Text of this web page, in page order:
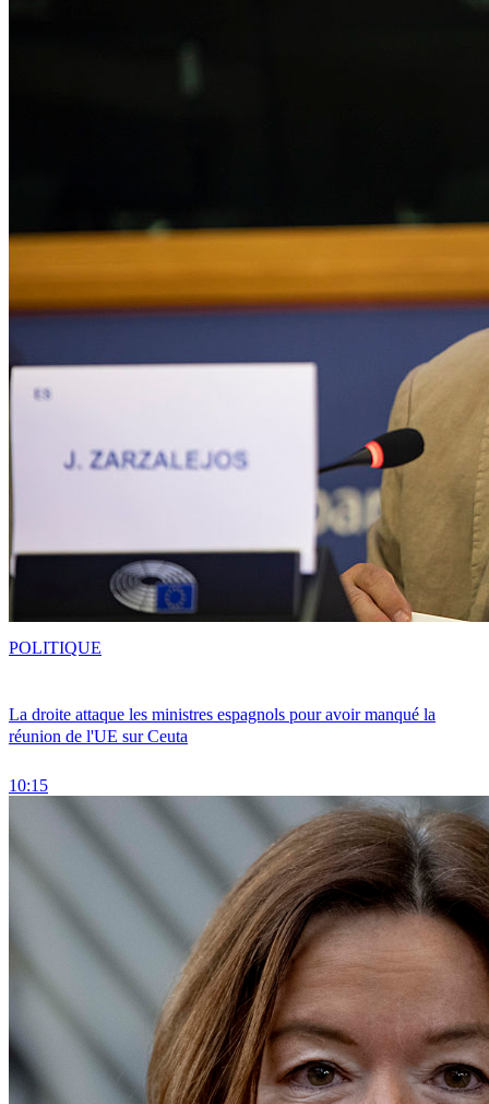
La droite attaque les ministres espagnols pour avoir manqué la
réunion de l'UE sur Ceuta
10:15
POLITIQUE